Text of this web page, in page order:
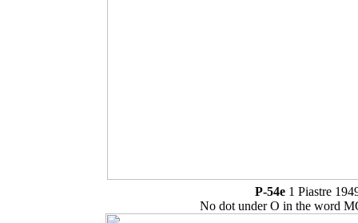
P-54e1 Piastre
No dot under O in the word